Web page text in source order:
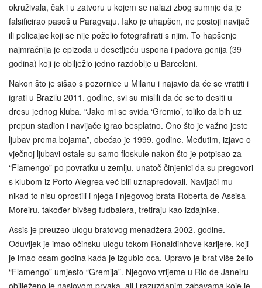
okruživala, čak i u zatvoru u kojem se nalazi zbog sumnje da je
falsificirao pasoš u Paragvaju. Iako je uhapšen, ne postoji navijač
ili policajac koji se nije poželio fotografirati s njim. To hapšenje
najmračnija je epizoda u desetljeću uspona i padova genija (39
godina) koji je obilježio jedno razdoblje u Barceloni.
Nakon što je sišao s pozornice u Milanu i najavio da će se vratiti i
igrati u Brazilu 2011. godine, svi su mislili da će se to desiti u
dresu jednog kluba. “Jako mi se sviđa ‘Gremio’, toliko da bih uz
prepun stadion i navijače igrao besplatno. Ono što je važno jeste
ljubav prema bojama”, obećao je 1999. godine. Međutim, izjave o
vječnoj ljubavi ostale su samo floskule nakon što je potpisao za
“Flamengo” po povratku u zemlju, unatoč činjenici da su pregovori
s klubom iz Porto Alegrea već bili uznapredovali. Navijači mu
nikad to nisu oprostili i njega i njegovog brata Roberta de Assisa
Moreiru, također bivšeg fudbalera, tretiraju kao izdajnike.
Assis je preuzeo ulogu bratovog menadžera 2002. godine.
Oduvijek je imao očinsku ulogu tokom Ronaldinhove karijere, koji
je imao osam godina kada je izgubio oca. Upravo je brat više želio
“Flamengo” umjesto “Gremija”. Njegovo vrijeme u Rio de Janeiru